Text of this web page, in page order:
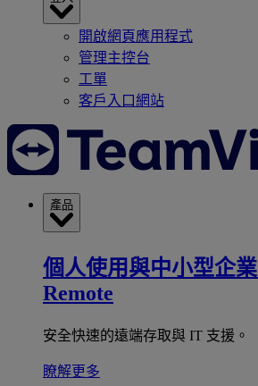
開啟網頁應用程式
管理主控台
工單
客戶入口網站
產品
個人使用與中小型企業
Remote
安全快速的遠端存取與 IT 支援。
瞭解更多